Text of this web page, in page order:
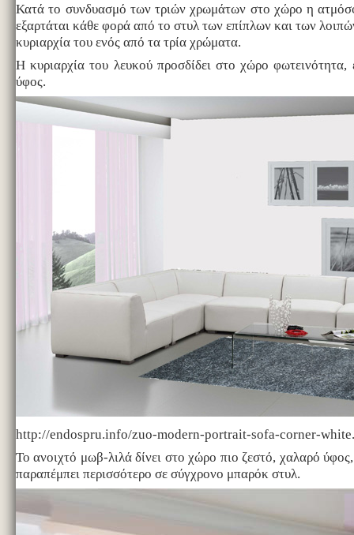
Κατά το συνδυασμό των τριών χρωμάτων στο χώρο η
εξαρτάται κάθε φορά από το στυλ των επίπλων και των
κυριαρχία του ενός από τα τρία χρώματα.
Η κυριαρχία του λευκού προσδίδει στο χώρο φωτεινότητα,
ύφος.
http://endospru.info/zuo-modern-portrait-sofa-corner-
Το ανοιχτό μωβ-λιλά δίνει στο χώρο πιο ζεστό, χαλαρό
παραπέμπει περισσότερο σε σύγχρονο μπαρόκ στυλ.